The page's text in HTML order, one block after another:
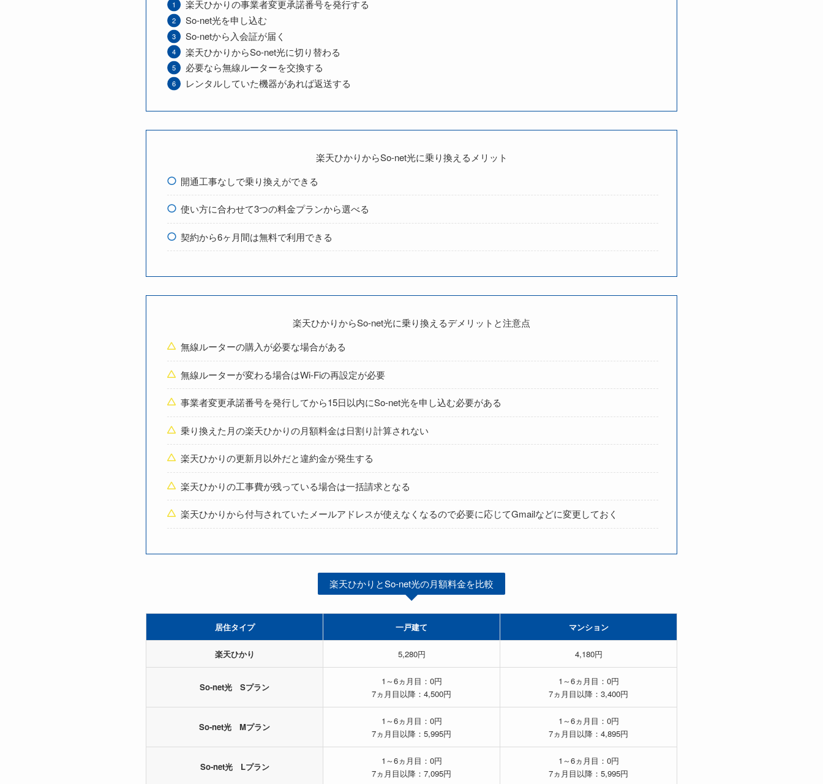
楽天ひかりの事業者変更承諾番号を発行する
So-net光を申し込む
So-netから入会証が届く
楽天ひかりからSo-net光に切り替わる
必要なら無線ルーターを交換する
レンタルしていた機器があれば返送する
楽天ひかりからSo-net光に乗り換えるメリット
開通工事なしで乗り換えができる
使い方に合わせて3つの料金プランから選べる
契約から6ヶ月間は無料で利用できる
楽天ひかりからSo-net光に乗り換えるデメリットと注意点
無線ルーターの購入が必要な場合がある
無線ルーターが変わる場合はWi-Fiの再設定が必要
事業者変更承諾番号を発行してから15日以内にSo-net光を申し込む必要がある
乗り換えた月の楽天ひかりの月額料金は日割り計算されない
楽天ひかりの更新月以外だと違約金が発生する
楽天ひかりの工事費が残っている場合は一括請求となる
楽天ひかりから付与されていたメールアドレスが使えなくなるので必要に応じてGmailなどに変更しておく
楽天ひかりとSo-net光の月額料金を比較
居住タイプ 一戸建て マンション
楽天ひかり 5,280円 4,180円
So-net光 Sプラン
1～6ヵ月目：0円
7ヵ月目以降：4,500円
1～6ヵ月目：0円
7ヵ月目以降：3,400円
So-net光 Mプラン
1～6ヵ月目：0円
7ヵ月目以降：5,995円
1～6ヵ月目：0円
7ヵ月目以降：4,895円
So-net光 Lプラン
1～6ヵ月目：0円
7ヵ月目以降：7,095円
1～6ヵ月目：0円
7ヵ月目以降：5,995円